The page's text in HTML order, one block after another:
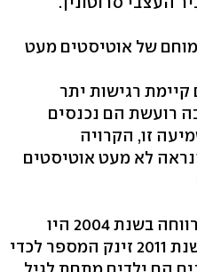
מוחם של אוטיסטים מעט
רגישות יתר
רועשת הם נכנסים
זו, הקרויה
לא מעט אוטיסטים
כאמור, על פי נתוני משרד הרווחה בשנת 2004 היו
בישראל 1,507 אוטיסטים. בשנת 2011 זינק המספר לכדי